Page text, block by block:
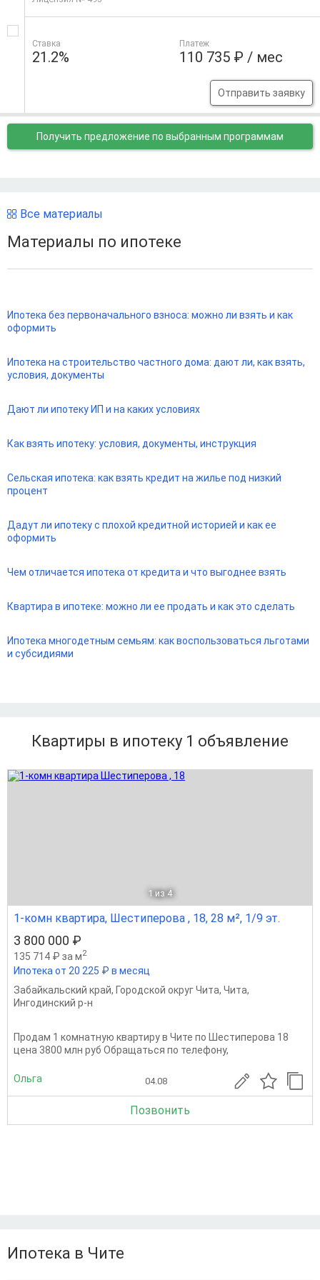
Ставка
21.2%
Платеж
110 735 ₽ / мес
Отправить заявку
Получить предложение по выбранным программам
Все материалы
Материалы по ипотеке
Ипотека без первоначального взноса: можно ли взять и как
оформить
Ипотека на строительство частного дома: дают ли, как взять,
условия, документы
Дают ли ипотеку ИП и на каких условиях
Как взять ипотеку: условия, документы, инструкция
Сельская ипотека: как взять кредит на жилье под низкий
процент
Дадут ли ипотеку с плохой кредитной историей и как ее
оформить
Чем отличается ипотека от кредита и что выгоднее взять
Квартира в ипотеке: можно ли ее продать и как это сделать
Ипотека многодетным семьям: как воспользоваться льготами
и субсидиями
Квартиры в ипотеку 1 объявление
1 из 4
1-комн квартира, Шестиперова , 18, 28 м², 1/9 эт.
3 800 000 ₽
135 714 ₽ за м2
Ипотека от 20 225 ₽ в месяц
Забайкальский край, Городской округ Чита, Чита,
Ингодинский р-н
Продам 1 комнатную квартиру в Чите по Шестиперова 18
цена 3800 млн руб Обращаться по телефону,
Ольга 04.08
Позвонить
Ипотека в Чите